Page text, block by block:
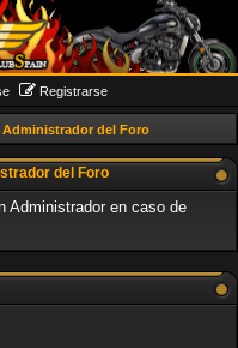
Registrarse
del Foro
del Foro
Administrador en caso de